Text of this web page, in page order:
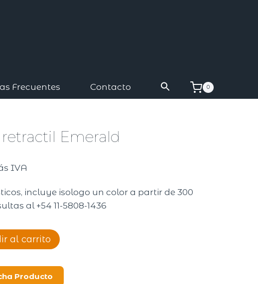
Frecuentes Contacto 0
Emerald
IVA
incluye isologo un color a partir de 300
al +54 11-5808-1436
al carrito
Producto